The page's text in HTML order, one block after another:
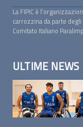
La FIPIC è
carrozzina da parte
Comitato Italiano
ULTIME NEWS